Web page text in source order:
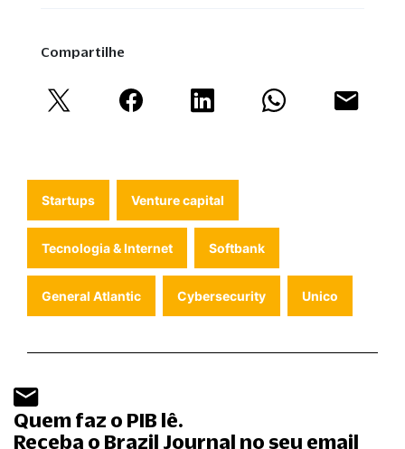
Compartilhe
Startups Venture capital
Tecnologia & Internet Softbank
General Atlantic Cybersecurity Unico
Quem faz o PIB lê.
Receba o Brazil Journal no seu email